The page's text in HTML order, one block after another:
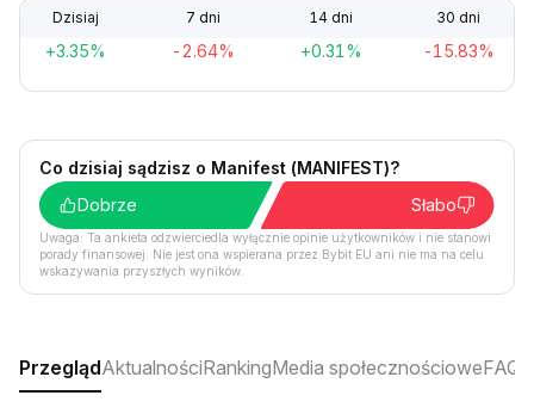
Dzisiaj 7 dni 14 dni 30 dni
+3.35% -2.64% +0.31% -15.83%
Co dzisiaj sądzisz o Manifest (MANIFEST)?
Dobrze
Słabo
Uwaga: Ta ankieta odzwierciedla wyłącznie opinie użytkowników i nie stanowi
porady finansowej. Nie jest ona wspierana przez Bybit EU ani nie ma na celu
wskazywania przyszłych wyników.
PrzeglądAktualnościRankingMedia społecznościoweFAQ